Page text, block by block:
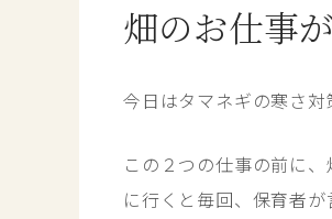
畑のお仕事
今日はタマネギの寒さ対
この２つの仕事の前に
に行くと毎回、保育者